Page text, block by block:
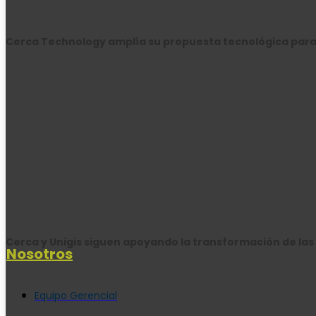
Nosotros
Equipo Gerencial